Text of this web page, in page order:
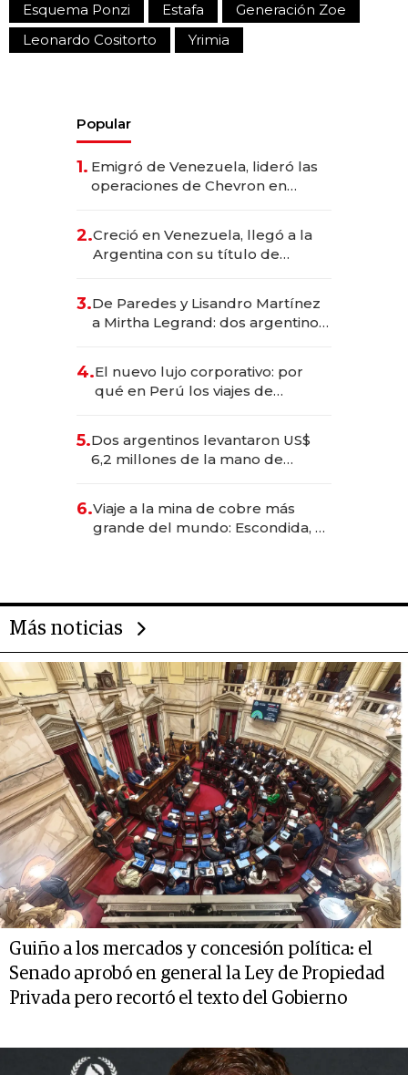
Esquema Ponzi Estafa
Generación Zoe
Leonardo Cositorto
Yrimia
Popular
1. Emigró de Venezuela, lideró las
operaciones de Chevron en
2.Creció en Venezuela, llegó a la
Argentina con su título de
las marcas "fast premium"
3.De Paredes y Lisandro Martínez
a Mirtha Legrand: dos argentinos
4.El nuevo lujo corporativo: por
qué en Perú los viajes de
para convertirse en experiencias
transformadoras
5.Dos argentinos levantaron US$
6,2 millones de la mano de
6.Viaje a la mina de cobre más
grande del mundo: Escondida, el
Más noticias
Guiño a los mercados y concesión política: el
Senado aprobó en general la Ley de Propiedad
Privada pero recortó el texto del Gobierno